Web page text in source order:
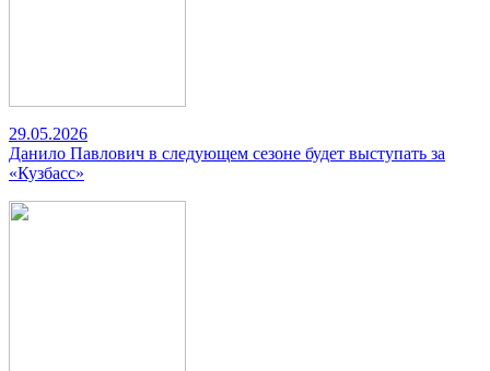
29.05.2026
Данило Павлович в следующем сезоне будет выступать за
«Кузбасс»